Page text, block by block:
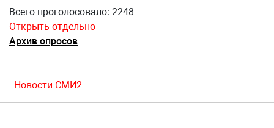
Всего проголосовало: 2248
Открыть отдельно
Архив опросов
Новости СМИ2